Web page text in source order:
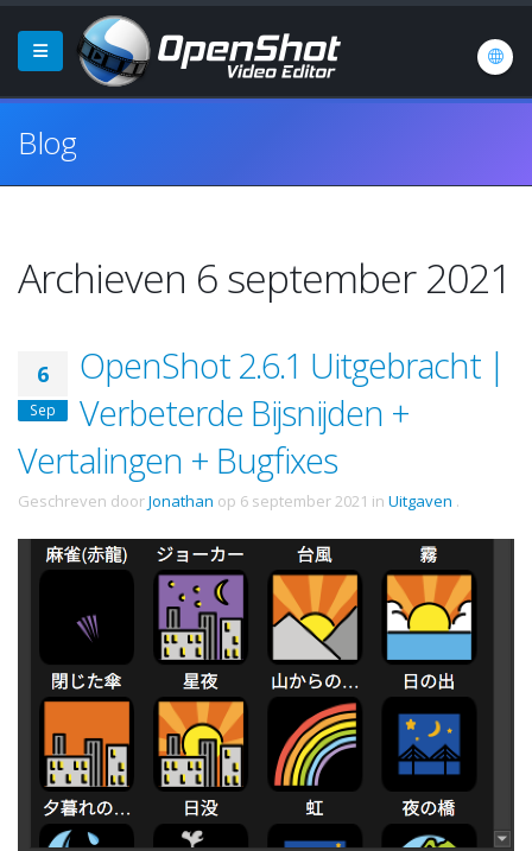
Blog
Archieven 6 september 2021
6
Sep
OpenShot 2.6.1 Uitgebracht |
Verbeterde Bijsnijden +
Vertalingen + Bugfixes
Geschreven doorJonathan op 6 september 2021 in Uitgaven .